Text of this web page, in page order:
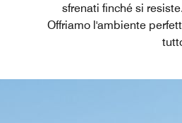
sfrenati finché si
Offriamo l'ambiente